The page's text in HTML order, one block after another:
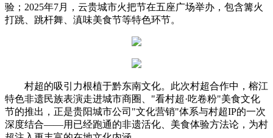
验；2025年7月，云贵城市火把节在五座广场举办，包含篝火
打跳、跳杆舞、滇味美食节等特色环节。
村超的吸引力根植于黔东南文化。此次村超合作中，榕江
特色非遗民族表演走进城市商圈、"看村超·吃卷粉"美食文化
节的推出，正是贵阳城市公司"文化营销"体系与村超IP的一次
深度结合——用已经跑通的非遗活化、美食体验方法论，为村